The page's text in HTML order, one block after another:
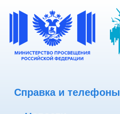
Справка и телефоны